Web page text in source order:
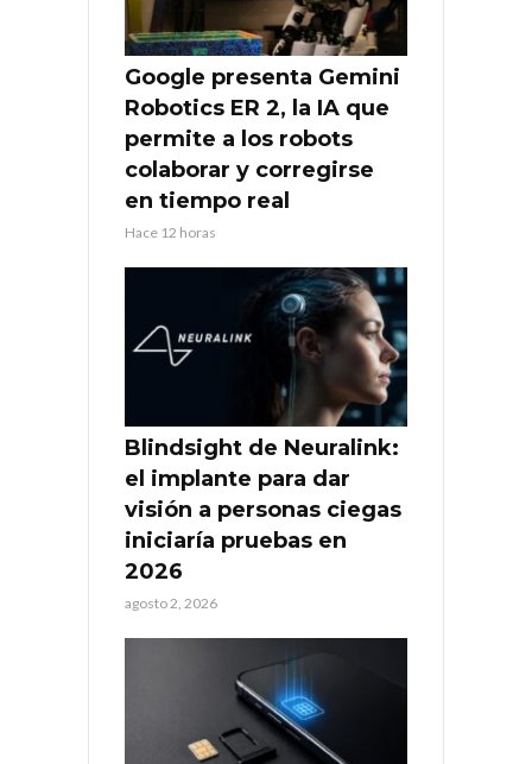
Google presenta Gemini
Robotics ER 2, la IA que
permite a los robots
colaborar y corregirse
en tiempo real
Hace 12 horas
Blindsight de Neuralink:
el implante para dar
visión a personas ciegas
iniciaría pruebas en
2026
agosto 2, 2026